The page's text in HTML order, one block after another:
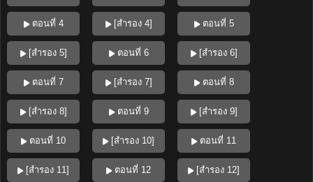
ตอนที่ 4 [สำรอง 4] ตอนที่ 5
[สำรอง 5] ตอนที่ 6 [สำรอง 6]
ตอนที่ 7 [สำรอง 7] ตอนที่ 8
[สำรอง 8] ตอนที่ 9 [สำรอง 9]
ตอนที่ 10 [สำรอง 10] ตอนที่ 11
[สำรอง 11] ตอนที่ 12 [สำรอง 12]